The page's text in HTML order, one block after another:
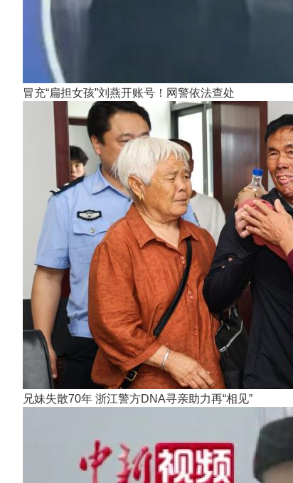
冒充“扁担女孩”刘燕开账号！网警依法查处
兄妹失散70年 浙江警方DNA寻亲助力再“相见”